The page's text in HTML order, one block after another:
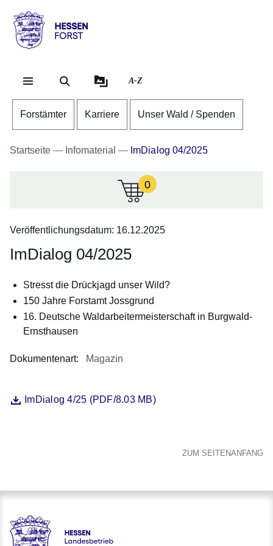
Hessen
Forst
A-Z
Forstämter Karriere Unser Wald / Spenden
Startseite Infomaterial ImDialog 04/2025
0:Zur
keine
Warenkorb.:
Veröffentlichungsdatum: 16.12.2025
ImDialog 04/2025
Stresst die Drückjagd unser Wild?
150 Jahre Forstamt Jossgrund
16. Deutsche Waldarbeitermeisterschaft in Burgwald-
Ernsthausen
Dokumentenart: Magazin
DateiImDialog 4/25 (PDF/8.03 MB)
Öffnet sich in einem neuen Fenster
ZUM SEITENANFANG